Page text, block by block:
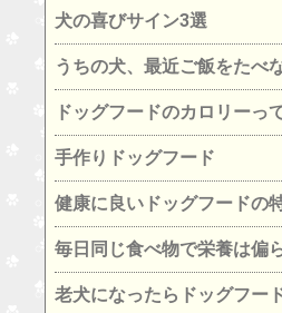
犬の喜びサイン3選
うちの犬、最近ご飯をたべ
ドッグフードのカロリーっ
手作りドッグフード
健康に良いドッグフードの
毎日同じ食べ物で栄養は偏
老犬になったらドッグフー